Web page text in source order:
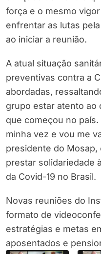
força e o mesmo
enfrentar as lutas
ao iniciar a reunião.
A atual situação
preventivas contra a
abordadas,
grupo estar atento ao
que começou no país.
minha vez e vou me
presidente do Mosap,
prestar solidariedade
da Covid-19 no Brasil.
Novas reuniões do
formato de
estratégias e metas
aposentados e